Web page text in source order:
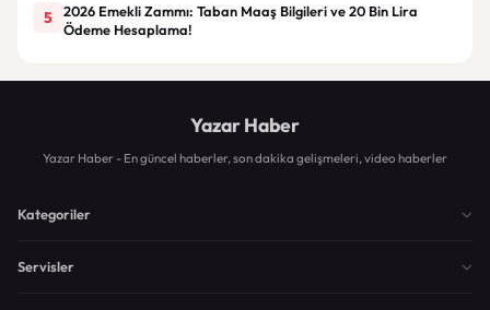
5
2026 Emekli Zammı: Taban Maaş Bilgileri ve 20 Bin Lira
Ödeme Hesaplama!
Yazar Haber
Yazar Haber - En güncel haberler, son dakika gelişmeleri, video haberler
Kategoriler
Servisler